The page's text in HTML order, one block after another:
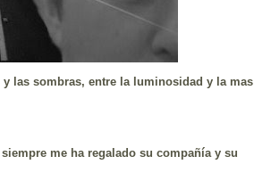
las sombras, entre la luminosidad y la mas
me ha regalado su compañía y su